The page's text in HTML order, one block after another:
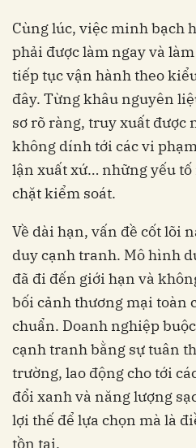
Cùng lúc, việc minh bạch
phải được làm ngay và
tiếp tục vận hành theo
đây. Từng khâu nguyên
sơ rõ ràng, truy xuất được
không dính tới các vi
lận xuất xứ… những yếu
chặt kiểm soát.
Về dài hạn, vấn đề cốt lõi
duy cạnh tranh. Mô hình
đã đi đến giới hạn và
bối cảnh thương mại toàn
chuẩn. Doanh nghiệp
cạnh tranh bằng sự tuân
trường, lao động cho tới
đổi xanh và năng lượng
lợi thế để lựa chọn mà là
tồn tại.